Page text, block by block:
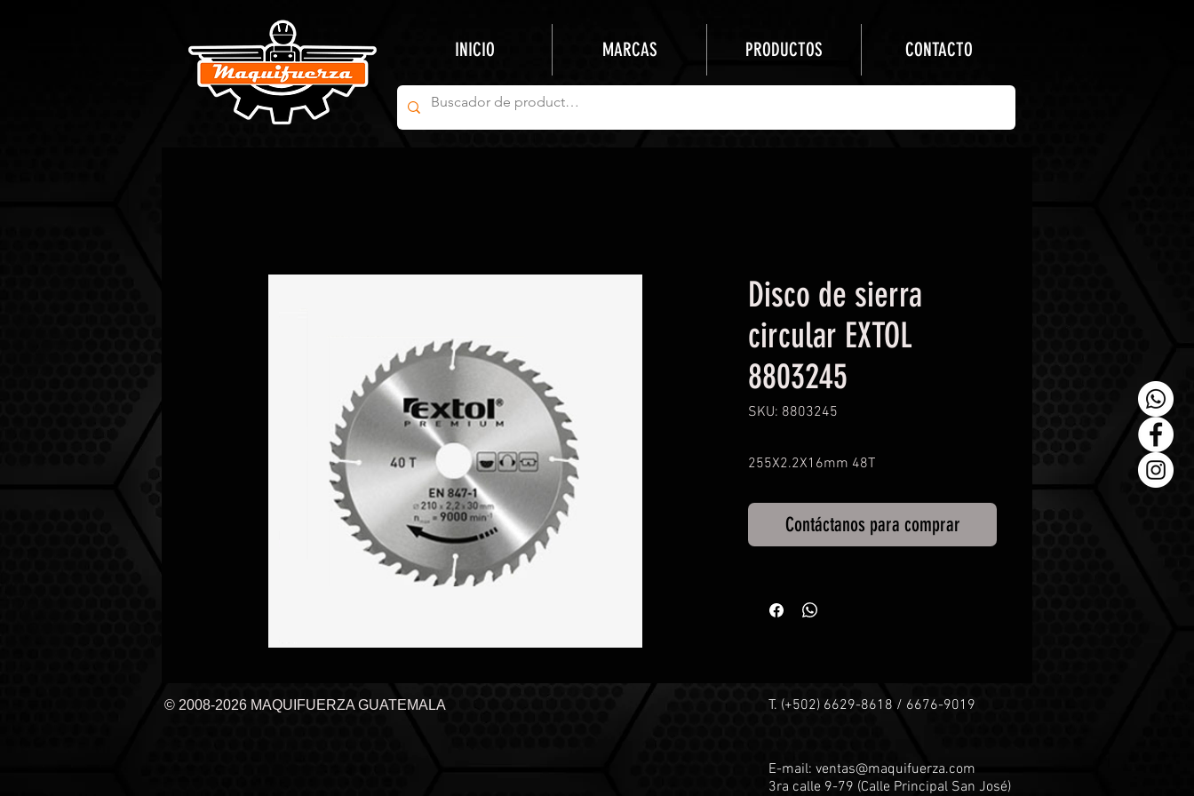
INICIO MARCAS PRODUCTOS CONTACTO
Disco de sierra
circular EXTOL
8803245
SKU: 8803245
255X2.2X16mm 48T
Contáctanos para comprar
© 2008-2026 MAQUIFUERZA GUATEMALA T. (+502) 6629-8618 / 6676-9019
E-mail: ventas@maquifuerza.com
3ra calle 9-79 (Calle Principal San José)